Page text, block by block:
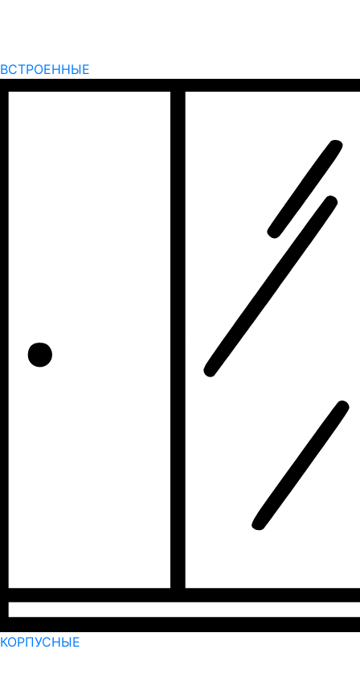
ВСТРОЕННЫЕ
КОРПУСНЫЕ